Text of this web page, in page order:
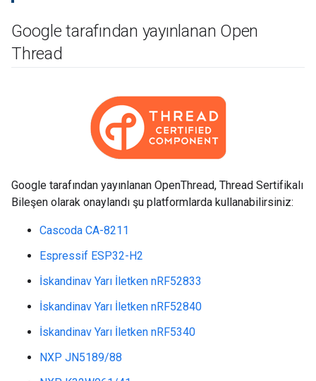
Google tarafından yayınlanan Open
Thread
Google tarafından yayınlanan OpenThread, Thread Sertifikalı
Bileşen olarak onaylandı şu platformlarda kullanabilirsiniz:
Cascoda CA-8211
Espressif ESP32-H2
İskandinav Yarı İletken nRF52833
İskandinav Yarı İletken nRF52840
İskandinav Yarı İletken nRF5340
NXP JN5189/88